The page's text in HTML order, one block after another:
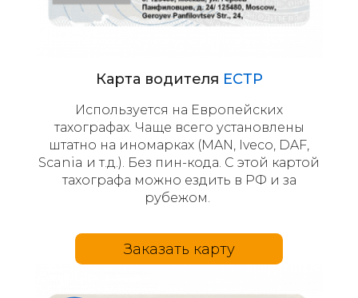
Карта водителя ЕСТР
Используется на Европейских
тахографах. Чаще всего установлены
штатно на иномарках (MAN, Iveco, DAF,
Scania и т.д.). Без пин-кода. С этой картой
тахографа можно ездить в РФ и за
рубежом.
Заказать карту